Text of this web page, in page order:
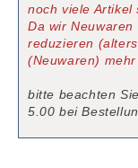
noch viele
Da wir
reduzieren
(Neuwaren)
bitte beachten
5.00 bei